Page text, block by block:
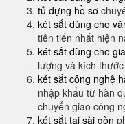
tủ đựng hồ sơ
két sắt dùng cho
tiên tiến nhất hiện
két sắt dùng cho
lượng và kích
két sắt công nghệ
nhập khẩu từ hàn
chuyển giao công
két sắt tại sài gòn